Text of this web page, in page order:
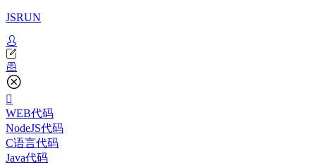
JSRUN
WEB代码
NodeJS代码
C语言代码
Java代码